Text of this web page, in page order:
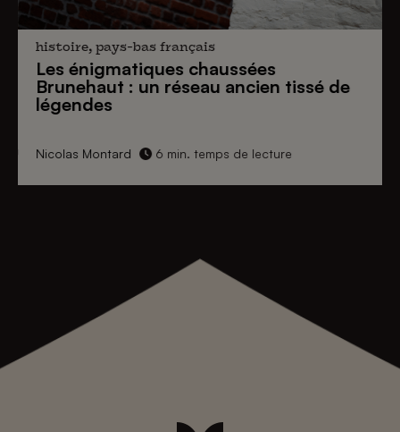
histoire, pays-bas français
Les énigmatiques chaussées
Brunehaut : un réseau ancien tissé de
légendes
Nicolas Montard 6 min. temps de lecture